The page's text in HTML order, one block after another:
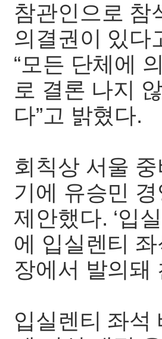
참관인으로 참
의결권이 있다
“모든 단체에
로 결론 나지
다”고 밝혔다.
회칙상 서울
기에 유승민
제안했다. ‘입
에 입실렌티
장에서 발의돼
입실렌티 좌석